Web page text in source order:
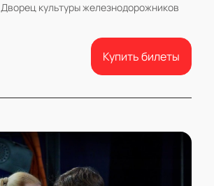
Дворец культуры железнодорожников
Купить билеты